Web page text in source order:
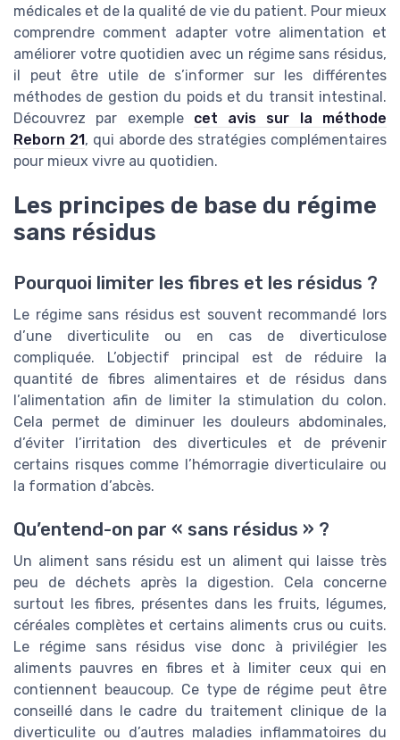
médicales et de la qualité de vie du patient. Pour mieux
comprendre comment adapter votre alimentation et
améliorer votre quotidien avec un régime sans résidus,
il peut être utile de s’informer sur les différentes
méthodes de gestion du poids et du transit intestinal.
Découvrez par exemple cet avis sur la méthode
Reborn 21 , qui aborde des stratégies complémentaires
pour mieux vivre au quotidien.
Les principes de base du régime
sans résidus
Pourquoi limiter les fibres et les résidus ?
Le régime sans résidus est souvent recommandé lors
d’une diverticulite ou en cas de diverticulose
compliquée. L’objectif principal est de réduire la
quantité de fibres alimentaires et de résidus dans
l’alimentation afin de limiter la stimulation du colon.
Cela permet de diminuer les douleurs abdominales,
d’éviter l’irritation des diverticules et de prévenir
certains risques comme l’hémorragie diverticulaire ou
la formation d’abcès.
Qu’entend-on par « sans résidus » ?
Un aliment sans résidu est un aliment qui laisse très
peu de déchets après la digestion. Cela concerne
surtout les fibres, présentes dans les fruits, légumes,
céréales complètes et certains aliments crus ou cuits.
Le régime sans résidus vise donc à privilégier les
aliments pauvres en fibres et à limiter ceux qui en
contiennent beaucoup. Ce type de régime peut être
conseillé dans le cadre du traitement clinique de la
diverticulite ou d’autres maladies inflammatoires du